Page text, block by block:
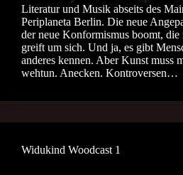
Literatur und Musik abseits des
Periplaneta Berlin. Die neue
der neue Konformismus boomt, die
greift um sich. Und ja, es gibt
anderes kennen. Aber Kunst muss
wehtun. Anecken. Kontroversen…
Widukind Woodcast 1